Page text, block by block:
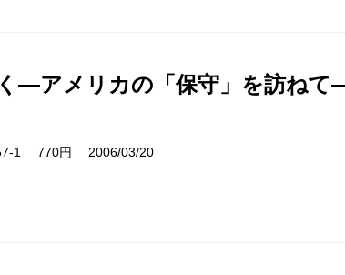
―アメリカの「保守」を訪ねて
1 770円 2006/03/20